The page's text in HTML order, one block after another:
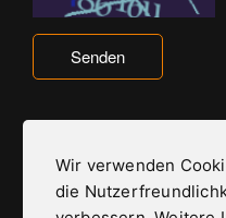
Wir verwenden
die
Senden
Daetwyler Industries ist